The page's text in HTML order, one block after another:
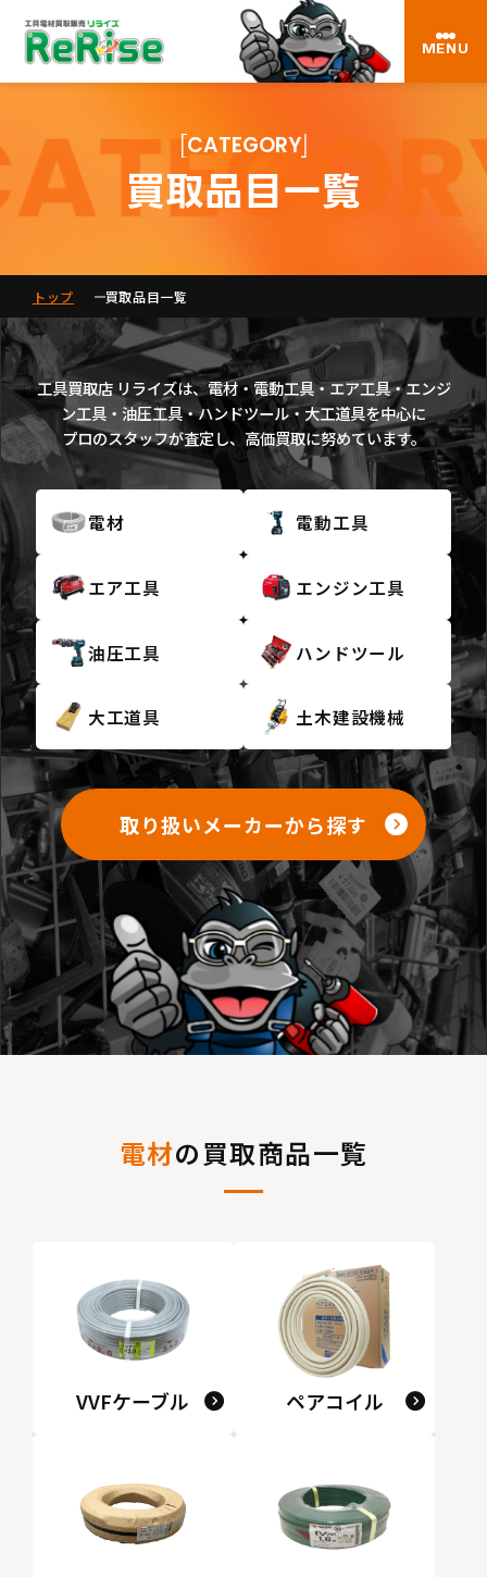
MENU
CATEGORY
買取品目一覧
トップ 買取品目一覧
工具買取店 リライズは、電材・電動工具・エア工具・エンジ
ン工具・油圧工具・ハンドツール・大工道具を中心に
プロのスタッフが査定し、高価買取に努めています。
電材 電動工具
エア工具 エンジン工具
油圧工具 ハンドツール
大工道具 土木建設機械
取り扱いメーカーから探す
電材の買取商品一覧
VVFケーブル ペアコイル